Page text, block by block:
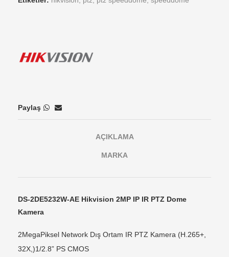
Paylaş
AÇIKLAMA
MARKA
DS-2DE5232W-AE Hikvision 2MP IP IR PTZ Dome
Kamera
2MegaPiksel Network Dış Ortam IR PTZ Kamera (H.265+,
32X,)1/2.8” PS CMOS